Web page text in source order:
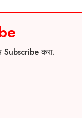
Subscribe करा.